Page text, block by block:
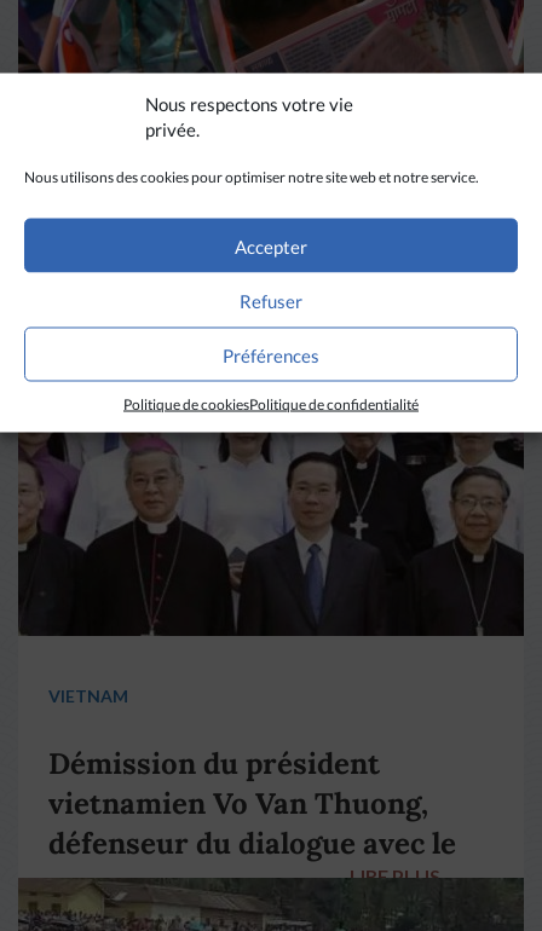
Nous respectons votre vie
privée.
Nous utilisons des cookies pour optimiser notre site web et notre service.
Accepter
Refuser
Préférences
Politique de cookiesPolitique de confidentialité
La revue de presse de la
semaine du 18 mars
VIETNAM
Démission du président
vietnamien Vo Van Thuong,
défenseur du dialogue avec le
pape François
LIRE PLUS →